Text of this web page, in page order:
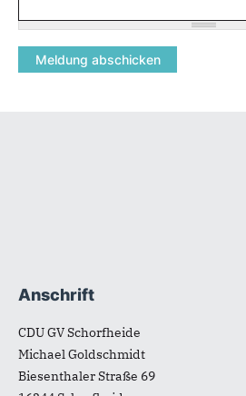
Anschrift
CDU GV Schorfheide
Michael Goldschmidt
Biesenthaler Straße 69